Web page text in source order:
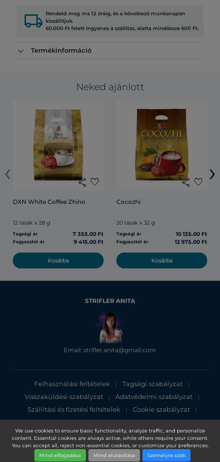
We use cookies to ensure basic functionality, analyze traffic, and personalize
content. Essential cookies are always active, while others require your consent.
You can accept all, reject non-essential cookies, or customize your preferences.
Mind elfogadása
Mind elutasítása Személyre szab
local_shipping Rendeld meg ma 12 óráig, és a következő munkanapon
kiszállítjuk.
60.000 Ft felett ingyenes a szállítás, alatta mindössze 600 Ft.
Termékinformáció
Neked ajánlott
share favorite
DXN White Coffee Zhino
12 tasak x 28 g
Tagsági ár 7 355.00 Ft
Fogyasztói ár 9 415.00 Ft
Kosárba
share favorite
Cocozhi
20 tasak x 32 g
Tagsági ár 10 135.00 Ft
Fogyasztói ár 12 975.00 Ft
Kosárba
‹ ›
STRIFLER ANITA
Email: strifler.anita@gmail.com
Felhasználási feltételek | Tagsági szabályzat |
Visszaküldési szabályzat | Adatvédelmi szabályzat |
Szállítási és fizetési feltételek | Cookie szabályzat |
Adatvédelmi tájékoztató
Copyright 2025, DXN Holdings Bhd. 199501033918 (363120-V)